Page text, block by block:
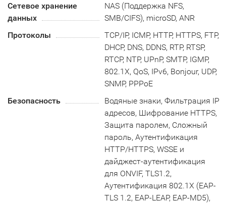
Сетевое хранение
данных
NAS (Поддержка NFS,
SMB/CIFS), microSD, ANR
Протоколы
TCP/IP, ICMP, HTTP, HTTPS, FTP,
DHCP, DNS, DDNS, RTP, RTSP,
RTCP, NTP, UPnP, SMTP, IGMP,
802.1X, QoS, IPv6, Bonjour, UDP,
SNMP, PPPoE
Безопасность
Водяные знаки, Фильтрация IP
адресов, Шифрование HTTPS,
Защита паролем, Сложный
пароль, Аутентификация
HTTP/HTTPS, WSSE и
дайджест-аутентификация
для ONVIF, TLS1.2,
Аутентификация 802.1X (EAP-
TLS 1.2, EAP-LEAP, EAP-MD5),